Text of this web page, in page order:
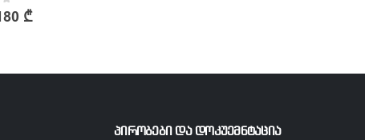
₾
პირობები და დოკუემნტაცია